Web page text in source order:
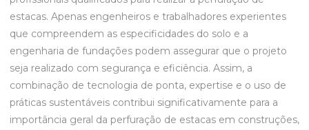
estacas. Apenas engenheiros e trabalhadores experientes
que compreendem as especificidades do solo e a
engenharia de fundações podem assegurar que o projeto
seja realizado com segurança e eficiência. Assim, a
combinação de tecnologia de ponta, expertise e o uso de
práticas sustentáveis contribui significativamente para a
importância geral da perfuração de estacas em construções,